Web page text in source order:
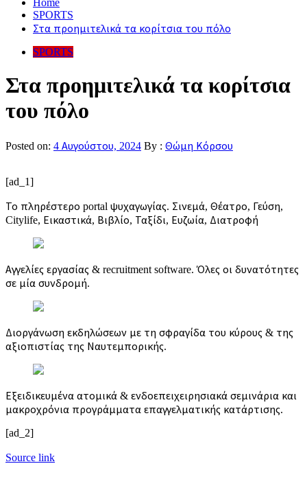
Home
SPORTS
Στα προημιτελικά τα κορίτσια του πόλο
SPORTS
Στα προημιτελικά τα κορίτσια
του πόλο
Posted on: 4 Αυγούστου, 2024 By : Θώμη Κόρσου
[ad_1]
Το πληρέστερο portal ψυχαγωγίας. Σινεμά, Θέατρο, Γεύση,
Citylife, Εικαστικά, Βιβλίο, Ταξίδι, Ευζωία, Διατροφή
Αγγελίες εργασίας & recruitment software. Όλες οι δυνατότητες
σε μία συνδρομή.
Διοργάνωση εκδηλώσεων με τη σφραγίδα του κύρους & της
αξιοπιστίας της Ναυτεμπορικής.
Εξειδικευμένα ατομικά & ενδοεπειχειρησιακά σεμινάρια και
μακροχρόνια προγράμματα επαγγελματικής κατάρτισης.
[ad_2]
Source link